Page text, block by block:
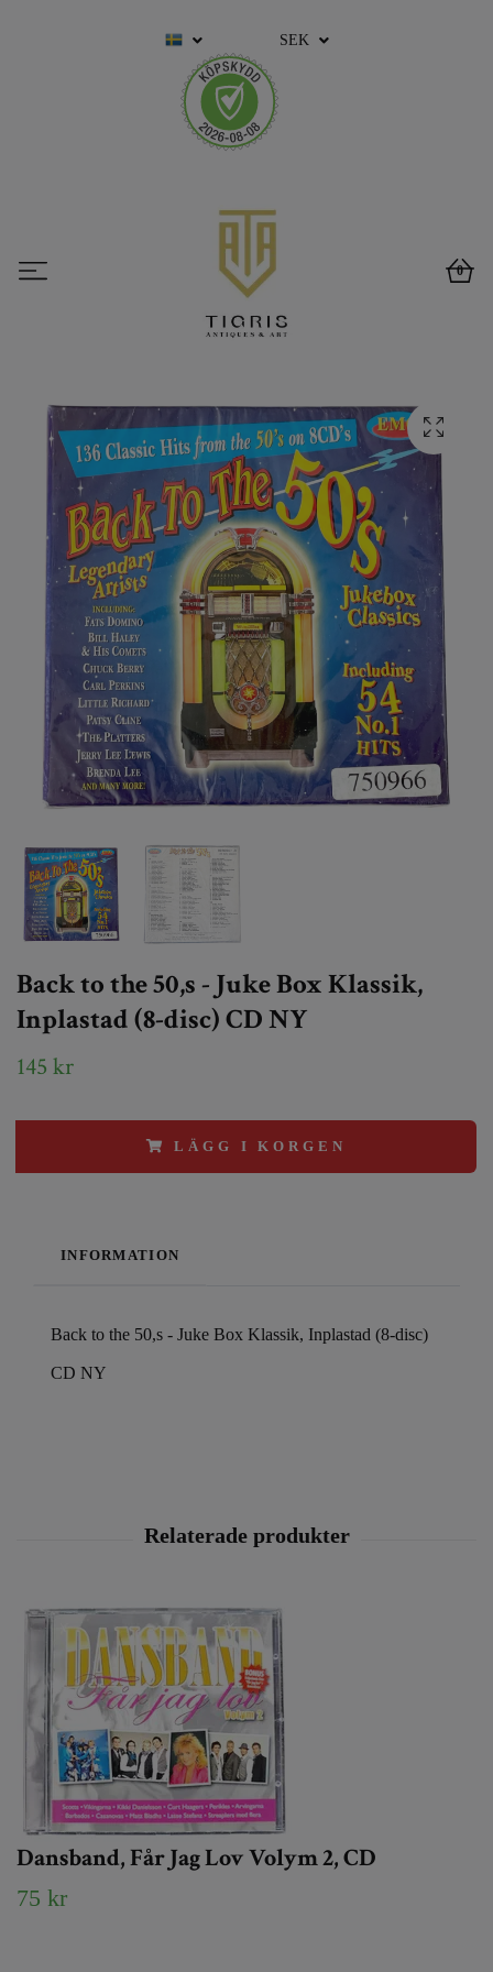
SEK
0
Back to the 50,s - Juke Box Klassik,
Inplastad (8-disc) CD NY
145 kr
LÄGG I KORGEN
INFORMATION
Back to the 50,s - Juke Box Klassik, Inplastad (8-disc)
CD NY
Dansband, Får Jag Lov Volym 2, CD
75 kr